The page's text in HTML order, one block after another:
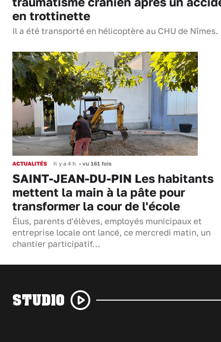
en trottinette
Il a été transporté en hélicoptère au CHU de Nîmes.
ACTUALITÉS Il y a 4 h • vu 161 fois
SAINT-JEAN-DU-PIN Les habitants
mettent la main à la pâte pour
transformer la cour de l'école
Élus, parents d'élèves, employés municipaux et
entreprise locale ont lancé, ce mercredi matin, un
chantier participatif…
STUDIO